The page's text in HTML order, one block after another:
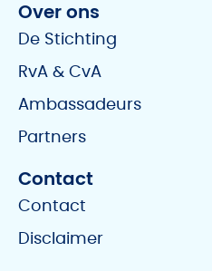
Over ons
De Stichting
RvA & CvA
Ambassadeurs
Partners
Contact
Contact
Disclaimer